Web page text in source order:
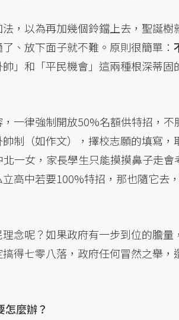
，以為再加幾個鈴鐺上去，聖誕樹
、放下面子就不難。原則很簡單：
」和「平民機會」這兩種根深蒂固
一律強制開放50%名額供特招，不
制（如作文），擇校志願的填寫，
一女，家長學生只能摸摸鼻子走會
高中若要100%特招，那也隨它去
念呢？如果政府有一步到位的膽量
得七零八落，政府任何冒然之舉，
麼辦？